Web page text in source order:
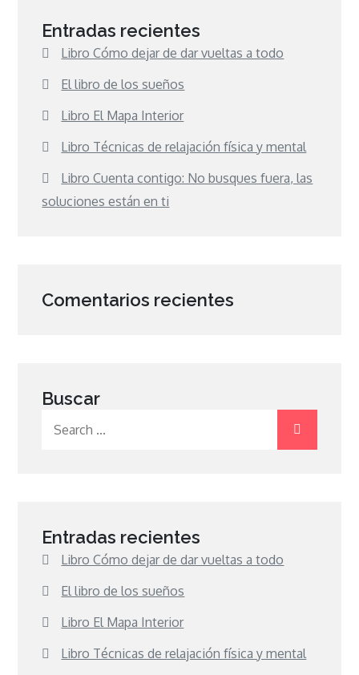
Entradas recientes
Libro Cómo dejar de dar vueltas a todo
El libro de los sueños
Libro El Mapa Interior
Libro Técnicas de relajación física y mental
Libro Cuenta contigo: No busques fuera, las
soluciones están en ti
Comentarios recientes
Buscar
Entradas recientes
Libro Cómo dejar de dar vueltas a todo
El libro de los sueños
Libro El Mapa Interior
Libro Técnicas de relajación física y mental